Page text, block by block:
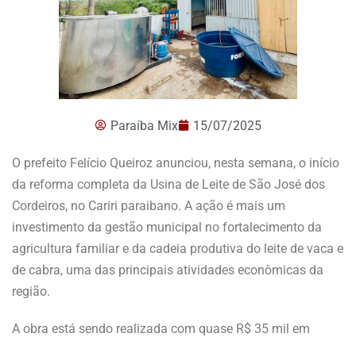
Paraíba Mix 15/07/2025
O prefeito Felício Queiroz anunciou, nesta semana, o início
da reforma completa da Usina de Leite de São José dos
Cordeiros, no Cariri paraibano. A ação é mais um
investimento da gestão municipal no fortalecimento da
agricultura familiar e da cadeia produtiva do leite de vaca e
de cabra, uma das principais atividades econômicas da
região.
A obra está sendo realizada com quase R$ 35 mil em